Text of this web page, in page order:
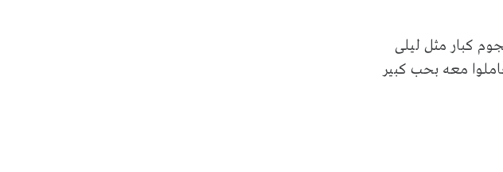
كبار مثل ليلى
معه بحب كبير